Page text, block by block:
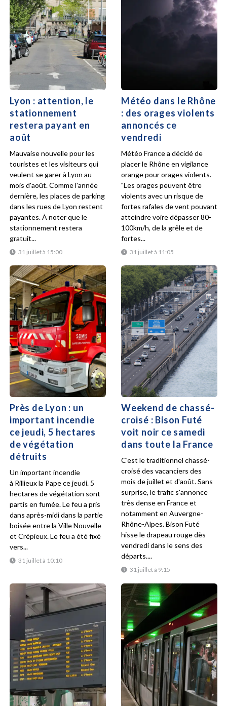
Lyon : attention, le
stationnement
restera payant en
août
31 juillet à 15:00
Mauvaise nouvelle pour les
touristes et les visiteurs qui
veulent se garer à Lyon au
mois d'août. Comme l'année
dernière, les places de parking
dans les rues de Lyon restent
payantes. À noter que le
stationnement restera
gratuit...
Météo dans le Rhône
: des orages violents
annoncés ce
vendredi
31 juillet à 11:05
Météo France a décidé de
placer le Rhône en vigilance
orange pour orages violents.
"Les orages peuvent être
violents avec un risque de
fortes rafales de vent pouvant
atteindre voire dépasser 80-
100km/h, de la grêle et de
fortes...
Près de Lyon : un
important incendie
ce jeudi, 5 hectares
de végétation
détruits
31 juillet à 10:10
Un important incendie
à Rillieux la Pape ce jeudi. 5
hectares de végétation sont
partis en fumée. Le feu a pris
dans après-midi dans la partie
boisée entre la Ville Nouvelle
et Crépieux. Le feu a été fixé
vers...
Weekend de chassé-
croisé : Bison Futé
voit noir ce samedi
dans toute la France
31 juillet à 9:15
C'est le traditionnel chassé-
croisé des vacanciers des
mois de juillet et d'août. Sans
surprise, le trafic s'annonce
très dense en France et
notamment en Auvergne-
Rhône-Alpes. Bison Futé
hisse le drapeau rouge dès
vendredi dans le sens des
départs....